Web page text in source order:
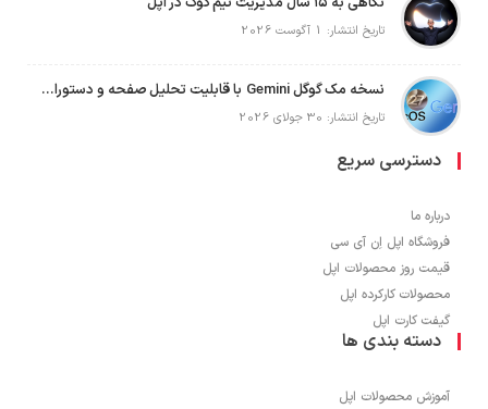
تاریخ انتشار: 1 آگوست 2026
نسخه مک گوگل Gemini با قابلیت تحلیل صفحه و دستورات صوتی در به‌روزرسانی جدید
تاریخ انتشار: 30 جولای 2026
دسترسی سریع
درباره ما
فروشگاه اپل اِن آی سی
قیمت روز محصولات اپل
محصولات کارکرده اپل
گیفت کارت اپل
دسته بندی ها
آموزش محصولات اپل